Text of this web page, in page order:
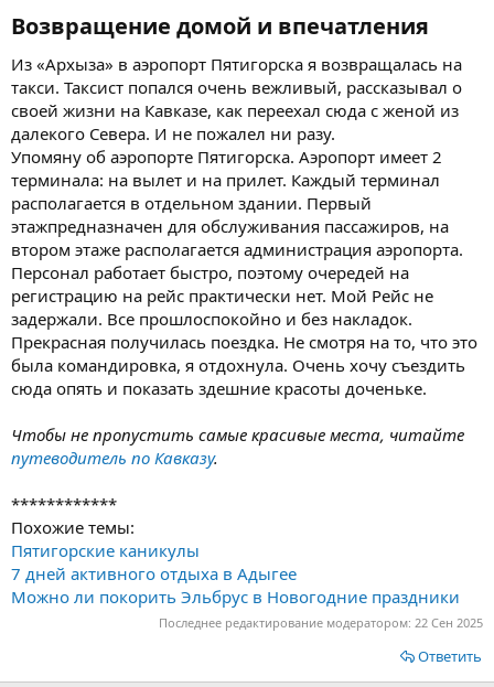
Возвращение домой и впечатления​
Из «Архыза» в аэропорт Пятигорска я возвращалась на
такси. Таксист попался очень вежливый, рассказывал о
своей жизни на Кавказе, как переехал сюда с женой из
далекого Севера. И не пожалел ни разу.
Упомяну об аэропорте Пятигорска. Аэропорт имеет 2
терминала: на вылет и на прилет. Каждый терминал
располагается в отдельном здании. Первый
этажпредназначен для обслуживания пассажиров, на
втором этаже располагается администрация аэропорта.
Персонал работает быстро, поэтому очередей на
регистрацию на рейс практически нет. Мой Рейс не
задержали. Все прошлоспокойно и без накладок.
Прекрасная получилась поездка. Не смотря на то, что это
была командировка, я отдохнула. Очень хочу съездить
сюда опять и показать здешние красоты доченьке.
Чтобы не пропустить самые красивые места, читайте
путеводитель по Кавказу.
************
Похожие темы:
Пятигорские каникулы
7 дней активного отдыха в Адыгее
Можно ли покорить Эльбрус в Новогодние праздники
Последнее редактирование модератором: 22 Сен 2025
Ответить